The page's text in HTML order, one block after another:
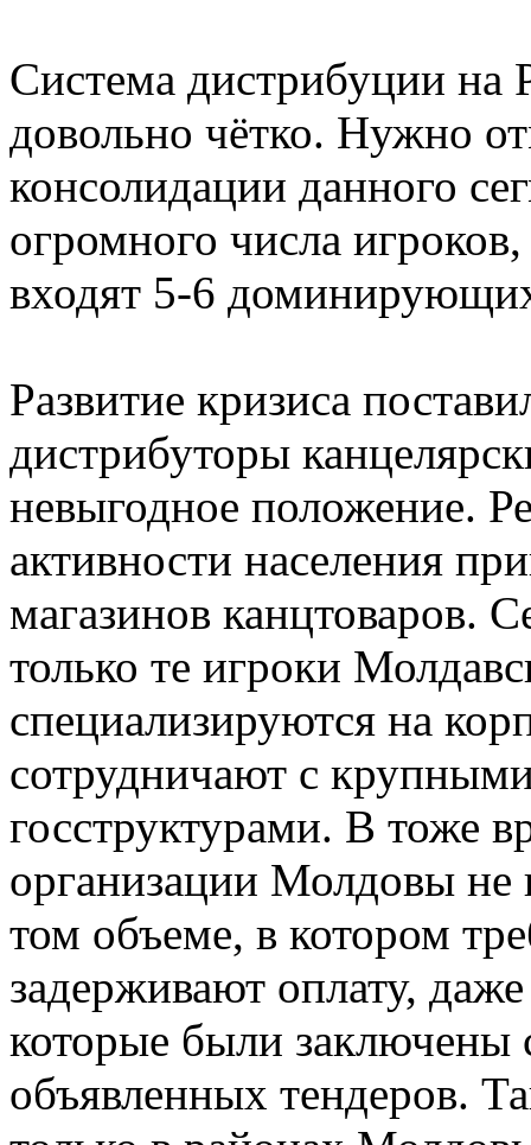
Система дистрибуции на
довольно чётко. Нужно
консолидации данного
огромного числа
входят 5-6
Развитие кризиса
дистрибуторы
невыгодное положение.
активности населения
магазинов канцтоваров.
только те игроки
специализируются на
сотрудничают с
госструктурами. В тоже
организации Молдовы не
том объеме, в котором
задерживают оплату,
которые были заключены
объявленных тендеров.